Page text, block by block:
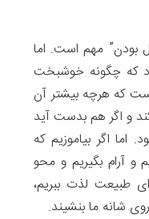
بودن” مهم است. اما
که چگونه خوشبخت
که هرچه بیشتر آن
و اگر هم بدست آید
اگر بیاموزیم که
و آرام بگیریم و محو
طبیعت لذت ببریم،
شانه ما بنشیند.